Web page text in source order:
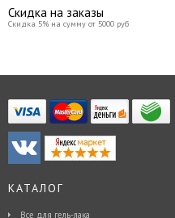
Скидка на заказы
Скидка 5% на сумму от 5000 руб
КАТАЛОГ
Все для гель-лака